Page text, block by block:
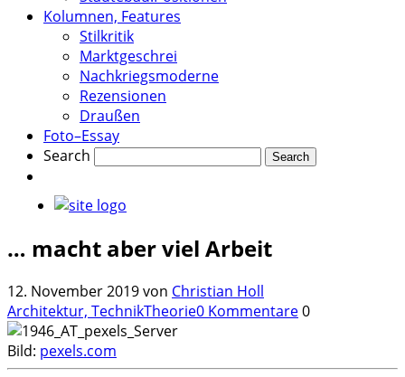
Kolumnen, Features
Stilkritik
Marktgeschrei
Nachkriegsmoderne
Rezensionen
Draußen
Foto–Essay
Search
… macht aber viel Arbeit
12. November 2019von Christian Holl
Architektur, TechnikTheorie0 Kommentare0
Bild: pexels.com